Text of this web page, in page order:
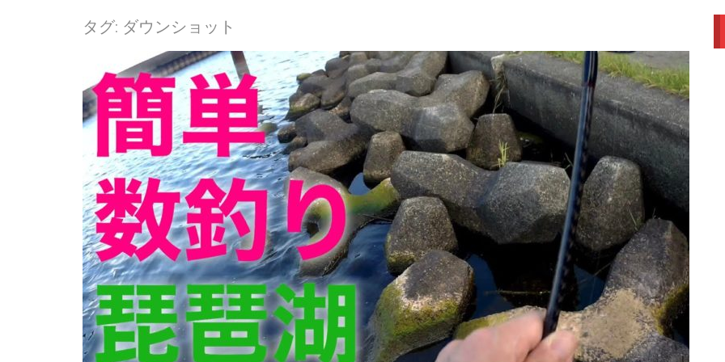
タグ: ダウンショット